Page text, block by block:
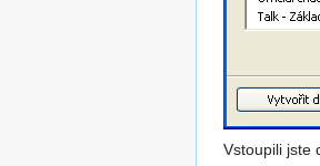
Vstoupili jste